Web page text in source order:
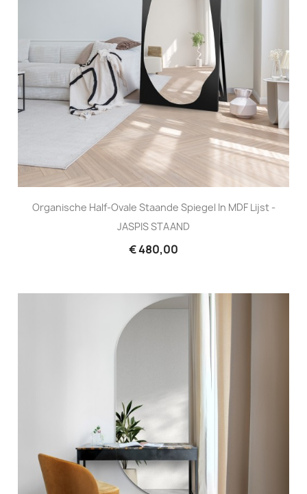
Organische Half-Ovale Staande Spiegel In MDF Lijst -
JASPIS STAAND
€ 480,00